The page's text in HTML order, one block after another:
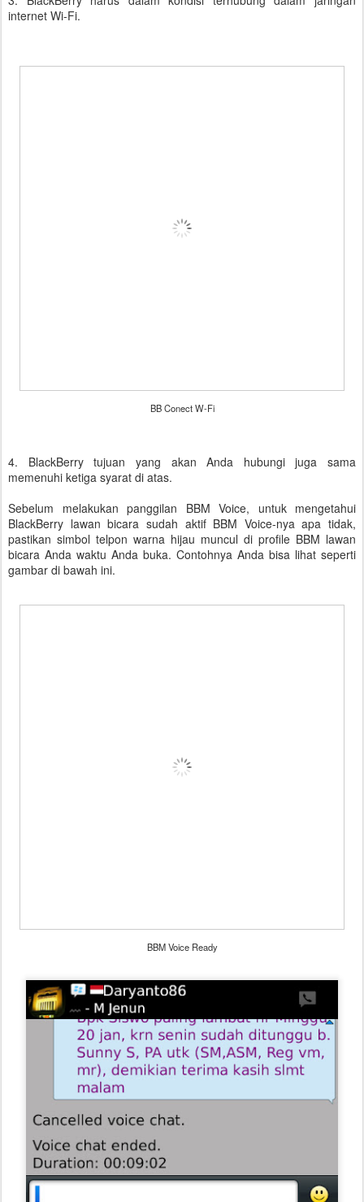
internet Wi-Fi.
BB Conect W-Fi
4. BlackBerry tujuan yang akan Anda hubungi juga sama
memenuhi ketiga syarat di atas.
Sebelum melakukan panggilan BBM Voice, untuk mengetahui
BlackBerry lawan bicara sudah aktif BBM Voice-nya apa tidak,
pastikan simbol telpon warna hijau muncul di profile BBM lawan
bicara Anda waktu Anda buka. Contohnya Anda bisa lihat seperti
gambar di bawah ini.
BBM Voice Ready